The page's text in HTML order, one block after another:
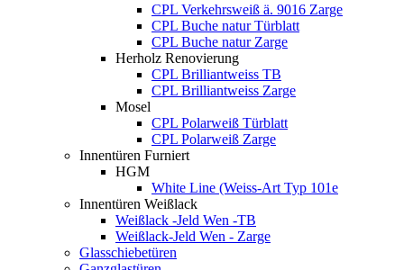
CPL Verkehrsweiß ä. 9016 Zarge
CPL Buche natur Türblatt
CPL Buche natur Zarge
Herholz Renovierung
CPL Brilliantweiss TB
CPL Brilliantweiss Zarge
Mosel
CPL Polarweiß Türblatt
CPL Polarweiß Zarge
Innentüren Furniert
HGM
White Line (Weiss-Art Typ 101e
Innentüren Weißlack
Weißlack -Jeld Wen -TB
Weißlack-Jeld Wen - Zarge
Glasschiebetüren